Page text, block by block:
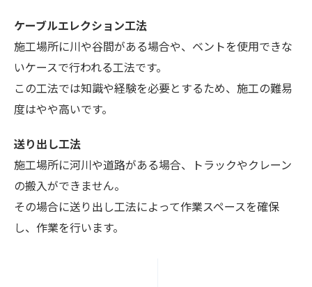
ケーブルエレクション工法
施工場所に川や谷間がある場合や、ベントを使用できな
いケースで行われる工法です。
この工法では知識や経験を必要とするため、施工の難易
度はやや高いです。
送り出し工法
施工場所に河川や道路がある場合、トラックやクレーン
の搬入ができません。
その場合に送り出し工法によって作業スペースを確保
し、作業を行います。